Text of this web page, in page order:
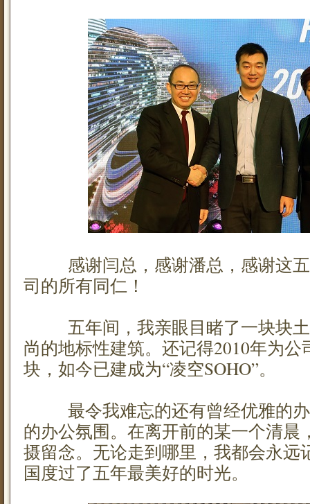
感谢闫总，感谢潘总，感谢这五
司的所有同仁！
五年间，我亲眼目睹了一块块土
尚的地标性建筑。还记得2010年为
块，如今已建成为“凌空SOHO”。
最令我难忘的还有曾经优雅的办
的办公氛围。在离开前的某一个清晨
摄留念。无论走到哪里，我都会永远
国度过了五年最美好的时光。